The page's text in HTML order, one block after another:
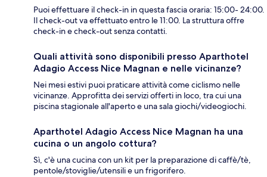
Puoi effettuare il check-in in questa fascia oraria: 15:00- 24:00.
Il check-out va effettuato entro le 11:00. La struttura offre
check-in e check-out senza contatti.
Quali attività sono disponibili presso Aparthotel
Adagio Access Nice Magnan e nelle vicinanze?
Nei mesi estivi puoi praticare attività come ciclismo nelle
vicinanze. Approfitta dei servizi offerti in loco, tra cui una
piscina stagionale all'aperto e una sala giochi/videogiochi.
Aparthotel Adagio Access Nice Magnan ha una
cucina o un angolo cottura?
Sì, c'è una cucina con un kit per la preparazione di caffè/tè,
pentole/stoviglie/utensili e un frigorifero.